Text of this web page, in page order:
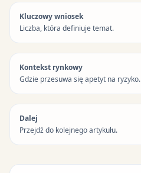
Kluczowy wniosek
Liczba, która definiuje temat.
Kontekst rynkowy
Gdzie przesuwa się apetyt na ryzyko.
Dalej
Przejdź do kolejnego artykułu.